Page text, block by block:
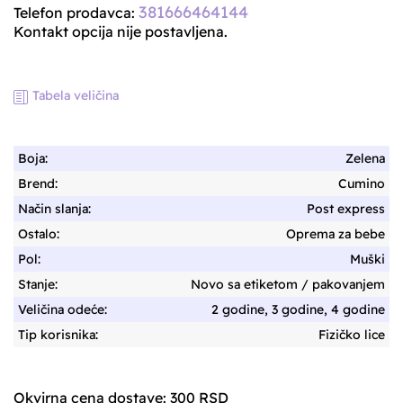
Telefon prodavca: 381666464144
Kontakt opcija nije postavljena.
Tabela veličina
Boja:
Zelena
Brend:
Cumino
Način slanja:
Post express
Ostalo:
Oprema za bebe
Pol:
Muški
Stanje:
Novo sa etiketom / pakovanjem
Veličina odeće:
2 godine, 3 godine, 4 godine
Tip korisnika:
Fizičko lice
Okvirna cena dostave: 300 RSD